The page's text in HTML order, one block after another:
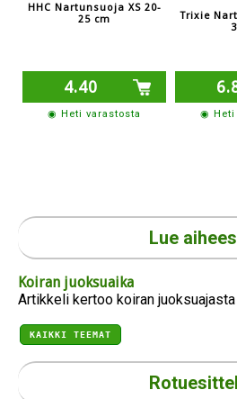
HHC Nartunsuoja XS 20-
25 cm
4.40
◉ Heti varastosta
Trixie
◉ Heti
Lue
Koiran juoksuaika
Artikkeli kertoo koiran
KAIKKI TEEMAT